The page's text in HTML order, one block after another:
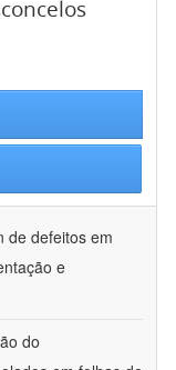
de defeitos em
e
do